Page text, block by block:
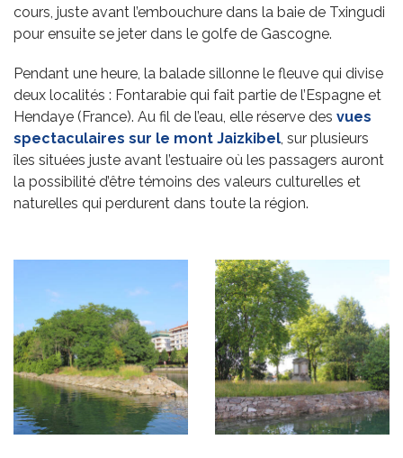
cours, juste avant l’embouchure dans la baie de Txingudi
pour ensuite se jeter dans le golfe de Gascogne.
Pendant une heure, la balade sillonne le fleuve qui divise
deux localités : Fontarabie qui fait partie de l’Espagne et
Hendaye (France). Au fil de l’eau, elle réserve des vues
spectaculaires sur le mont Jaizkibel, sur plusieurs
îles situées juste avant l’estuaire où les passagers auront
la possibilité d’être témoins des valeurs culturelles et
naturelles qui perdurent dans toute la région.